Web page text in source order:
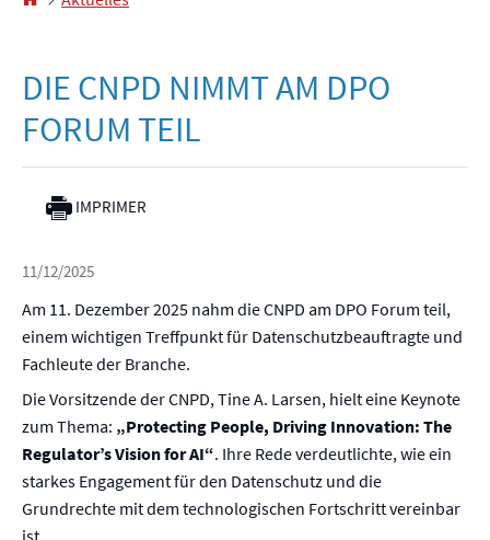
DIE CNPD NIMMT AM DPO
FORUM TEIL
IMPRIMER
11/12/2025
Am 11. Dezember 2025 nahm die CNPD am DPO Forum teil,
einem wichtigen Treffpunkt für Datenschutzbeauftragte und
Fachleute der Branche.
Die Vorsitzende der CNPD, Tine A. Larsen, hielt eine Keynote
zum Thema: „Protecting People, Driving Innovation: The
Regulator’s Vision for AI“. Ihre Rede verdeutlichte, wie ein
starkes Engagement für den Datenschutz und die
Grundrechte mit dem technologischen Fortschritt vereinbar